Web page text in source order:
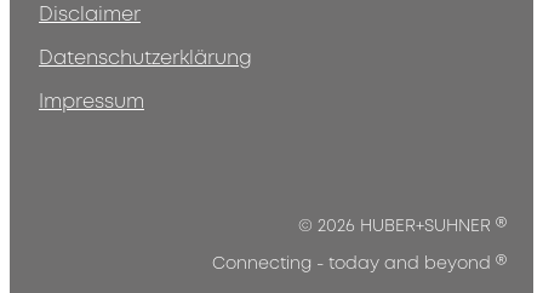
Disclaimer
Datenschutzerklärung
Impressum
© 2026 HUBER+SUHNER ®
Connecting - today and beyond ®